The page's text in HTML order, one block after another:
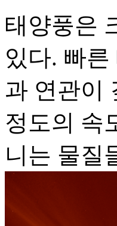
태양풍은
있다. 빠
과 연관이
정도의 속
니는 물질